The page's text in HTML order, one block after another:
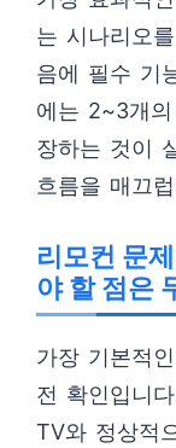
는 시나리오
음에 필수 기
에는 2~3개
장하는 것이
흐름을 매끄
리모컨 문
야 할 점은
가장 기본적
전 확인입니
TV와 정상적